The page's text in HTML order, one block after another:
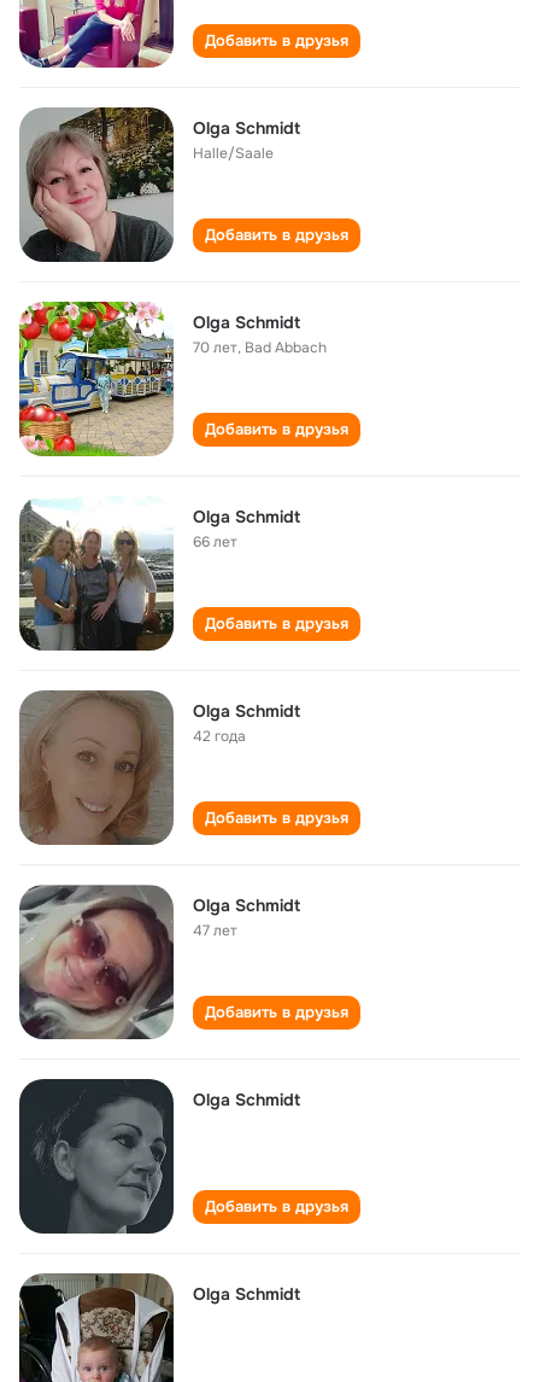
Добавить в друзья
Olga Schmidt
Halle/Saale
Добавить в друзья
Olga Schmidt
70 лет, Bad Abbach
Добавить в друзья
Olga Schmidt
66 лет
Добавить в друзья
Olga Schmidt
42 года
Добавить в друзья
Olga Schmidt
47 лет
Добавить в друзья
Olga Schmidt
Добавить в друзья
Olga Schmidt